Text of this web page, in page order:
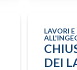
LAVORI
DEI